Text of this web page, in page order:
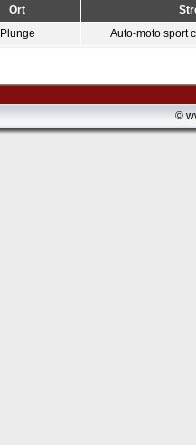
Ort
Plunge
Auto-moto sport
©